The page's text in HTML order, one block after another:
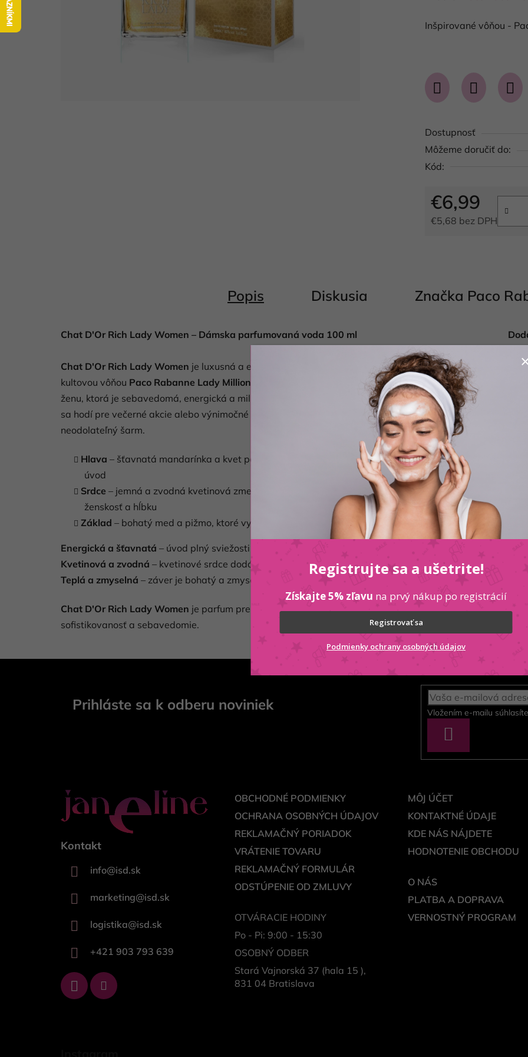
je
5
hviezdičiek.
Inšpirované vôňou -
Dostupnosť
Môžeme doručiť do:
Kód:
€6,99
€5,68 bez DPH
Popis Diskusia Značka Paco
Chat D'Or Rich Lady Women – Dámska parfumovaná voda 100 ml
Chat D'Or Rich Lady Women je luxusná a elegantná parfumová voda, ktorá sa inšpiruje
kultovou vôňou Paco Rabanne Lady Million . Táto opulentná a zmyselnávôňaje ideálna pre
ženu, ktorá je sebavedomá, energická a miluje byť stredobodom pozornosti. Je to parfum, ktorý
sa hodí pre večerné akcie alebo výnimočné príležitosti, dodávajúc vám sofistikovanosť a
neodolateľný šarm.
Hlava – šťavnatá mandarínka a kvet pomarančovníka, ktoré prinášajú energický a svieži
úvod
Srdce – jemná a zvodná kvetinová zmes jazmínu, gardénie a ruže, ktoré dodávajú vôni
ženskosť a hĺbku
Základ – bohatý med a pižmo, ktoré vytvárajú teplý, zmyselný záver a dlhodobý dojem
Energická a šťavnatá – úvod plný sviežosti a vitality, ktorý vás okamžite zaujme
Kvetinová a zvodná – kvetinové srdce dodáva vôni eleganciu a jemnosť
Teplá a zmyselná – záver je bohatý a zmyselný, ideálny pre večerné nosenie
Chat D'Or Rich Lady Women je parfum pre ženu, ktorá miluje luxus a túži vyžarovať
sofistikovanosť a sebavedomie.
Prihláste sa k odberu noviniek Vložením e-mailu
SA
Kontakt
info@isd.sk
marketing@isd.sk
logistika@isd.sk
+421 903 793 639
OBCHODNÉ PODMIENKY
OCHRANA OSOBNÝCH ÚDAJOV
REKLAMAČNÝ PORIADOK
VRÁTENIE TOVARU
REKLAMAČNÝ FORMULÁR
ODSTÚPENIE OD ZMLUVY
OTVÁRACIE HODINY
Po - Pi: 9:00 - 15:30
OSOBNÝ ODBER
Stará Vajnorská 37 (hala 15 ),
831 04 Bratislava
MÔJ ÚČET
KONTAKTNÉ ÚDAJE
KDE NÁS NÁJDETE
HODNOTENIE OBCHODU
O NÁS
PLATBA A DOPRAVA
VERNOSTNÝ PROGRAM
Registrujte sa a ušetrite!
Získajte 5% zľavu na prvý nákup po registrácií
Registrovať sa
Podmienky ochrany osobných údajov